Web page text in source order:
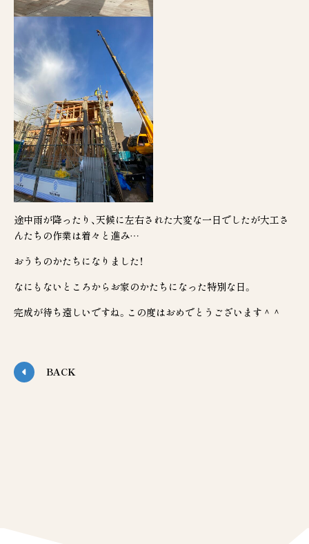
途中雨が降ったり、天候に左右された大変な一日でしたが大工さ
んたちの作業は着々と進み…
おうちのかたちになりました！
なにもないところからお家のかたちになった特別な日。
完成が待ち遠しいですね。この度はおめでとうございます＾＾
BACK